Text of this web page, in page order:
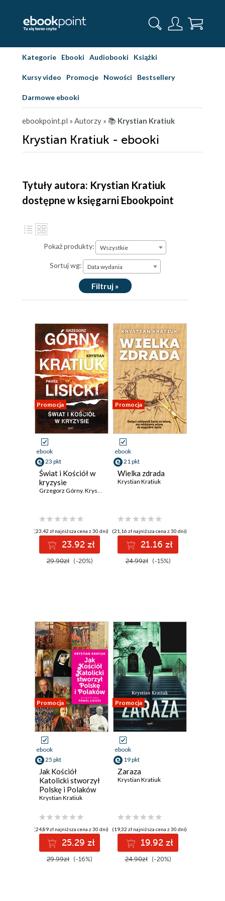
Kategorie Ebooki Audiobooki Książki
Kursy video Promocje Nowości Bestsellery
Darmowe ebooki
ebookpoint.pl » Autorzy » 📚 Krystian Kratiuk
Krystian Kratiuk - ebooki
Tytuły autora: Krystian Kratiuk
dostępne w księgarni Ebookpoint
Pokaż produkty: Wszystkie
Sortuj wg: Data wydania
Filtruj »
Promocja
ebook
23 pkt
Świat i Kościół w
kryzysie
Grzegorz Górny, Krystian Kratiuk
(23,42 zł najniższa cena z 30 dni)
23.92 zł
29.90zł (-20%)
Promocja
ebook
21 pkt
Wielka zdrada
Krystian Kratiuk
(21,16 zł najniższa cena z 30 dni)
21.16 zł
24.99zł (-15%)
Promocja
ebook
25 pkt
Jak Kościół
Katolicki stworzył
Polskę i Polaków
Krystian Kratiuk
(24,89 zł najniższa cena z 30 dni)
25.29 zł
29.99zł (-16%)
Promocja
ebook
19 pkt
Zaraza
Krystian Kratiuk
(19,32 zł najniższa cena z 30 dni)
19.92 zł
24.90zł (-20%)